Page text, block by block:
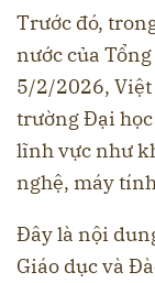
Trước đó,
nước của
5/2/2026, Việt
trường Đại
lĩnh vực như
nghệ, máy
Đây là nội
Giáo dục và